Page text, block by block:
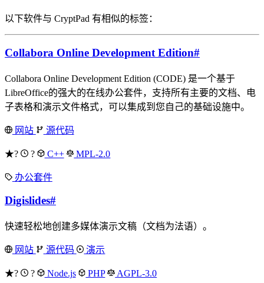
以下软件与 CryptPad 有相似的标签：
Collabora Online Development Edition#
Collabora Online Development Edition (CODE) 是一个基于
LibreOffice的强大的在线办公套件，支持所有主要的文档、电
子表格和演示文件格式，可以集成到您自己的基础设施中。
网站 源代码
★? ? C++ MPL-2.0
办公套件
Digislides#
快速轻松地创建多媒体演示文稿（文档为法语）。
网站 源代码 演示
★? ? Node.js PHP AGPL-3.0